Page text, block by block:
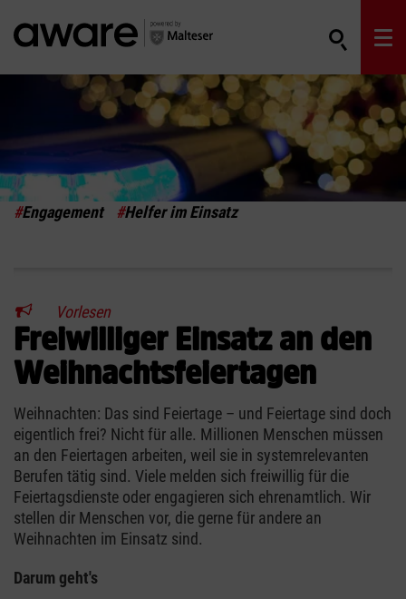
#Engagement #Helfer im Einsatz
Vorlesen
Freiwilliger Einsatz an den
Weihnachtsfeiertagen
Weihnachten: Das sind Feiertage – und Feiertage sind doch
eigentlich frei? Nicht für alle. Millionen Menschen müssen
an den Feiertagen arbeiten, weil sie in systemrelevanten
Berufen tätig sind. Viele melden sich freiwillig für die
Feiertagsdienste oder engagieren sich ehrenamtlich. Wir
stellen dir Menschen vor, die gerne für andere an
Weihnachten im Einsatz sind.
Darum geht's